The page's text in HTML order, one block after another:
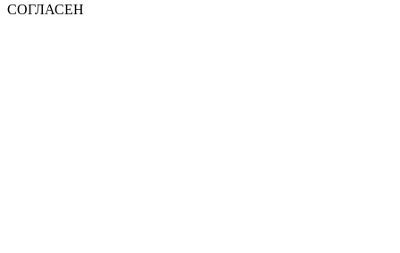
СОГЛАСЕН